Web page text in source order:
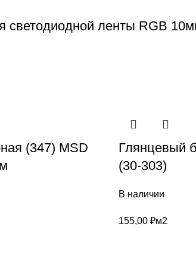
светодиодной ленты RGB
(347) MSD
Глянцевый
(30-303)
В наличии
155,00 ₽м2